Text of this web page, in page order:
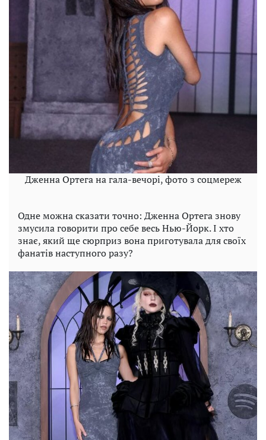
Дженна Ортега на гала-вечорі, фото з соцмереж
Одне можна сказати точно: Дженна Ортега знову
змусила говорити про себе весь Нью-Йорк. І хто
знає, який ще сюрприз вона приготувала для своїх
фанатів наступного разу?